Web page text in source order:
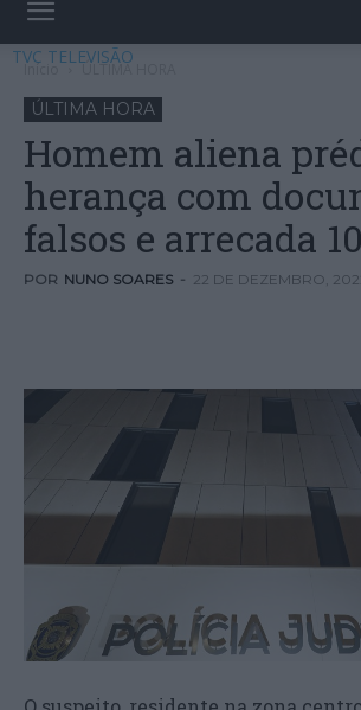
TVC TELEVISÃO
Início ÚLTIMA HORA
ÚLTIMA HORA
Homem aliena
herança com
falsos e arrecada
POR NUNO SOARES - 22 DE DEZEMBRO,